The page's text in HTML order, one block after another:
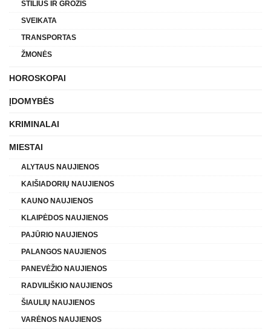
STILIUS IR GROŽIS
SVEIKATA
TRANSPORTAS
ŽMONĖS
HOROSKOPAI
ĮDOMYBĖS
KRIMINALAI
MIESTAI
ALYTAUS NAUJIENOS
KAIŠIADORIŲ NAUJIENOS
KAUNO NAUJIENOS
KLAIPĖDOS NAUJIENOS
PAJŪRIO NAUJIENOS
PALANGOS NAUJIENOS
PANEVĖŽIO NAUJIENOS
RADVILIŠKIO NAUJIENOS
ŠIAULIŲ NAUJIENOS
VARĖNOS NAUJIENOS